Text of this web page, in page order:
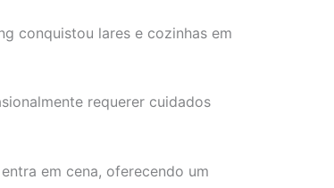
conquistou lares e cozinhas em
requerer cuidados
entra em cena, oferecendo um